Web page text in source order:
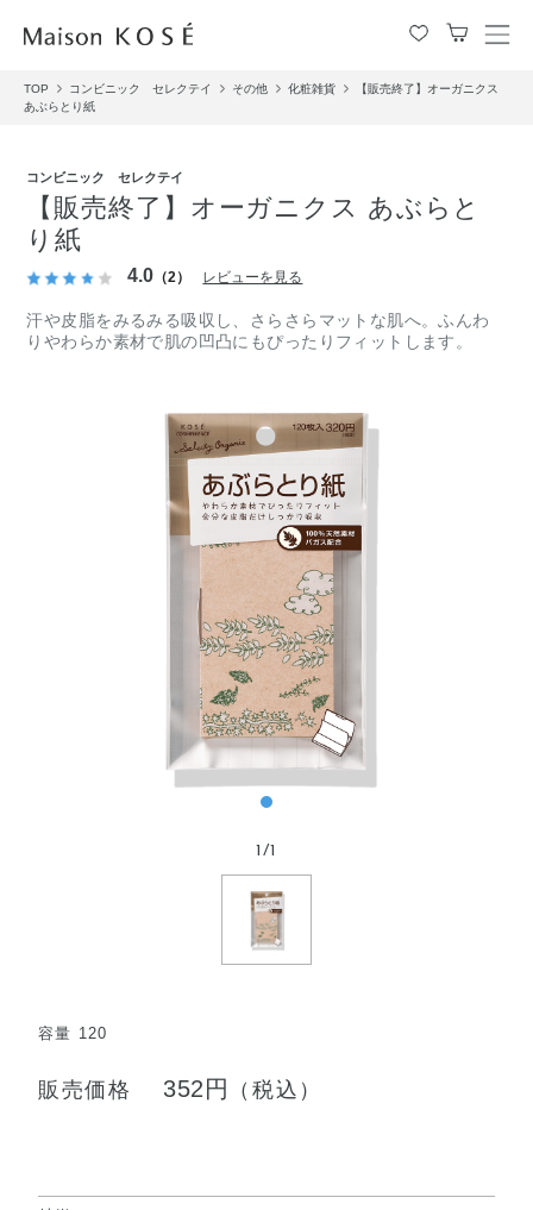
メ
TOP コンビニック セレクテイ その他 化粧雑貨
【販売終了】オーガニクス
あぶらとり紙
コンビニック セレクテイ
【販売終了】オーガニクス あぶらと
り紙
4.0 （2） レビューを見る
汗や皮脂をみるみる吸収し、さらさらマットな肌へ。ふんわ
りやわらか素材で肌の凹凸にもぴったりフィットします。
1 /1
容量 120
販売価格 352円 （税込）